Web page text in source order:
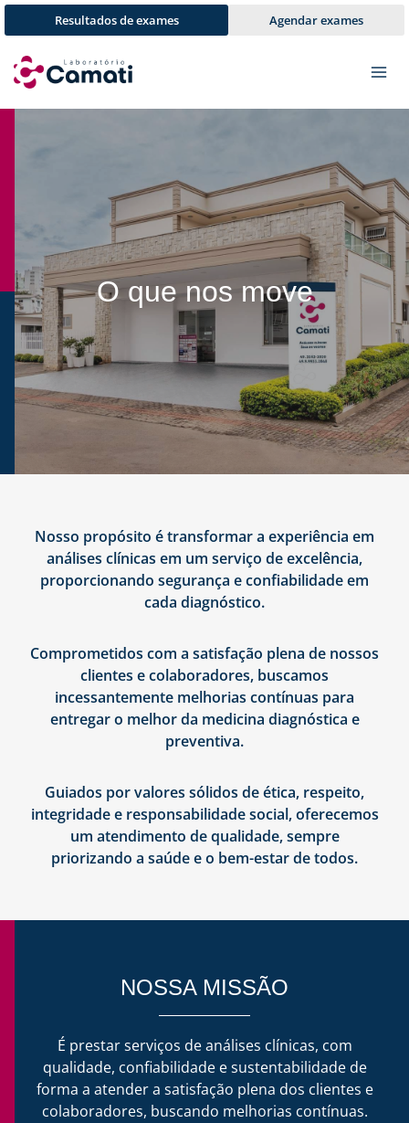
Pular
para
Conteúdo
Resultados de exames Agendar exames
O que nos move
Nosso propósito é transformar a experiência em
análises clínicas em um serviço de excelência,
proporcionando segurança e confiabilidade em
cada diagnóstico.
Comprometidos com a satisfação plena de nossos
clientes e colaboradores, buscamos
incessantemente melhorias contínuas para
entregar o melhor da medicina diagnóstica e
preventiva.
Guiados por valores sólidos de ética, respeito,
integridade e responsabilidade social, oferecemos
um atendimento de qualidade, sempre
priorizando a saúde e o bem-estar de todos.
NOSSA MISSÃO
É prestar serviços de análises clínicas, com
qualidade, confiabilidade e sustentabilidade de
forma a atender a satisfação plena dos clientes e
colaboradores, buscando melhorias contínuas.